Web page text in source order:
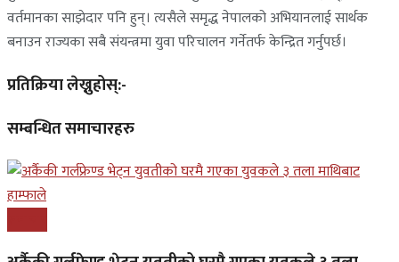
वर्तमानका साझेदार पनि हुन्। त्यसैले समृद्ध नेपालको अभियानलाई सार्थक
बनाउन राज्यका सबै संयन्त्रमा युवा परिचालन गर्नेतर्फ केन्द्रित गर्नुपर्छ।
प्रतिक्रिया लेख्नुहोस्:-
सम्बन्धित समाचारहरु